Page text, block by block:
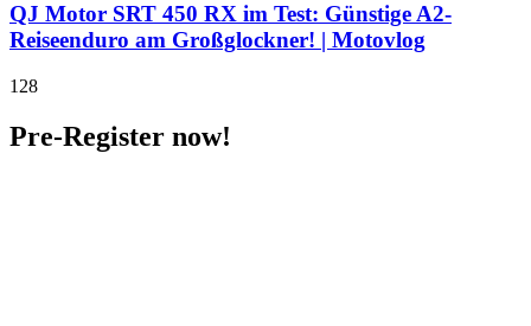
QJ Motor SRT 450 RX im Test: Günstige A2-
Reiseenduro am Großglockner! | Motovlog
128
Pre-Register now!